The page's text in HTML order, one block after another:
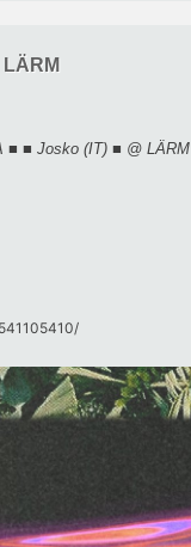
■ ■ Josko (IT) ■ @ LÄRM